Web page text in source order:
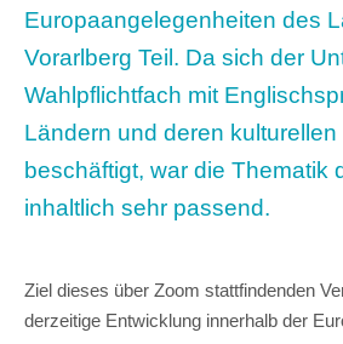
Europaangelegenheiten des
Vorarlberg Teil. Da sich der
Wahlpflichtfach mit
Ländern und deren
beschäftigt, war die Thematik
inhaltlich sehr passend.
Ziel dieses über Zoom stattfindenden
derzeitige Entwicklung innerhalb der